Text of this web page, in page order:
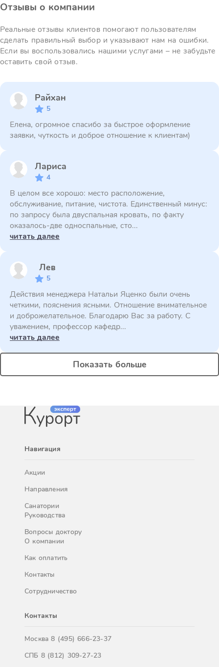
Отзывы о компании
Реальные отзывы клиентов помогают пользователям
сделать правильный выбор и указывают нам на ошибки.
Если вы воспользовались нашими услугами – не забудьте
оставить свой отзыв.
Райхан
5
Елена, огромное спасибо за быстрое оформление
заявки, чуткость и доброе отношение к клиентам)
Лариса
4
В целом все хорошо: место расположение,
обслуживание, питание, чистота. Единственный минус:
по запросу была двуспальная кровать, по факту
оказалось-две односпальные, сто...
читать далее
Лев
5
Действия менеджера Натальи Яценко были очень
четкими, пояснения ясными. Отношение внимательное
и доброжелательное. Благодарю Вас за работу. С
уважением, профессор кафедр...
читать далее
Показать больше
Навигация
Акции
Направления
Санатории
Руководства
Вопросы доктору
О компании
Как оплатить
Контакты
Сотрудничество
Контакты
Москва8 (495) 666-23-37
СПБ 8 (812) 309-27-23